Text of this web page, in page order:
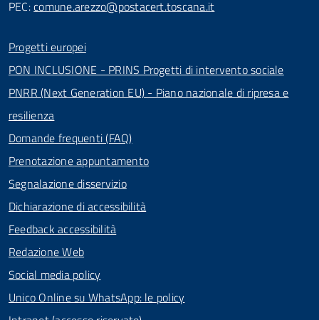
PEC:comune.arezzo@postacert.toscana.it
Progetti europei
PON INCLUSIONE - PRINS Progetti di intervento sociale
PNRR (Next Generation EU) - Piano nazionale di ripresa e
resilienza
Domande frequenti (FAQ)
Prenotazione appuntamento
Segnalazione disservizio
Dichiarazione di accessibilità
Feedback accessibilità
Redazione Web
Social media policy
Unico Online su WhatsApp: le policy